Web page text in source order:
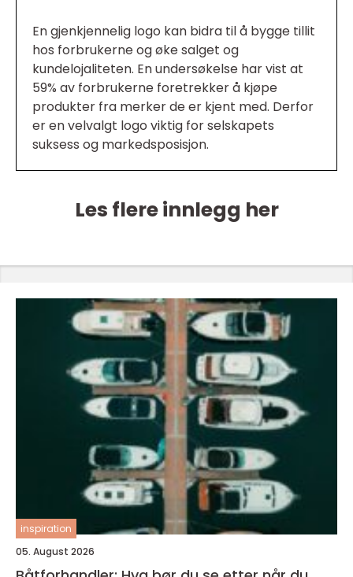
En gjenkjennelig logo kan bidra til å bygge tillit
hos forbrukerne og øke salget og
kundelojaliteten. En undersøkelse har vist at
59% av forbrukerne foretrekker å kjøpe
produkter fra merker de er kjent med. Derfor
er en velvalgt logo viktig for selskapets
suksess og markedsposisjon.
Les flere innlegg her
inspiration
05. August 2026